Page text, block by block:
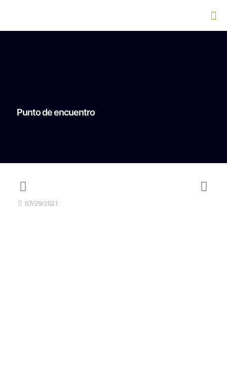
Punto de encuentro
07/29/2021